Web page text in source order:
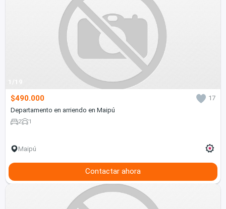
1/19
$490.000
17
Departamento en arriendo en Maipú
2 1
Maipú
Contactar ahora